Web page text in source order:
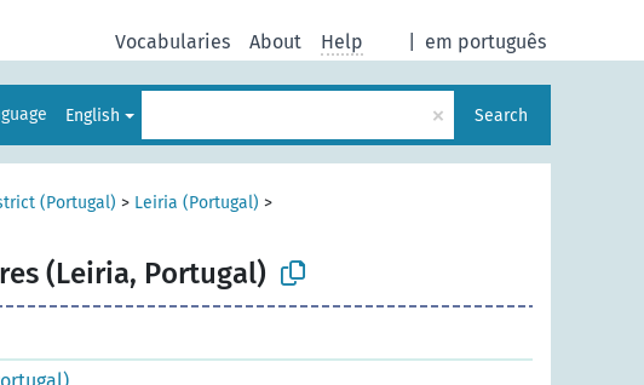
em português
Vocabularies About Help
English × Search
(Portugal) > Leiria (Portugal) >
(Leiria, Portugal)